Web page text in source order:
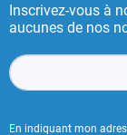
Inscrivez-vous à
aucunes de nos
En indiquant mon